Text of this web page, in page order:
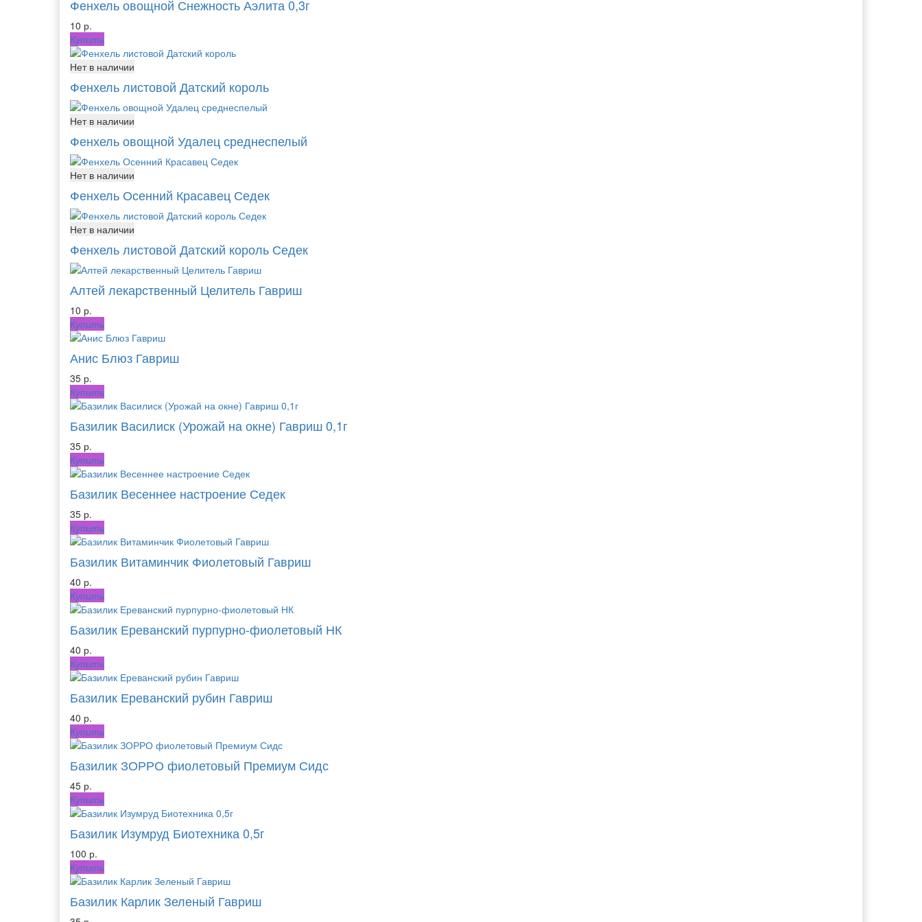
Фенхель овощной Снежность Аэлита 0,3г
10 р.
Купить
Нет в наличии
Фенхель листовой Датский король
Нет в наличии
Фенхель овощной Удалец среднеспелый
Нет в наличии
Фенхель Осенний Красавец Седек
Нет в наличии
Фенхель листовой Датский король Седек
Алтей лекарственный Целитель Гавриш
10 р.
Купить
Анис Блюз Гавриш
35 р.
Купить
Базилик Василиск (Урожай на окне) Гавриш 0,1г
35 р.
Купить
Базилик Весеннее настроение Седек
35 р.
Купить
Базилик Витаминчик Фиолетовый Гавриш
40 р.
Купить
Базилик Ереванский пурпурно-фиолетовый НК
40 р.
Купить
Базилик Ереванский рубин Гавриш
40 р.
Купить
Базилик ЗОРРО фиолетовый Премиум Сидс
45 р.
Купить
Базилик Изумруд Биотехника 0,5г
100 р.
Купить
Базилик Карлик Зеленый Гавриш